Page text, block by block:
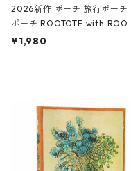
2026新作 ポーチ 旅行ポーチ
ポーチ ROOTOTE with ROO
ch 3532 ルートート WR.ポー
¥1,980